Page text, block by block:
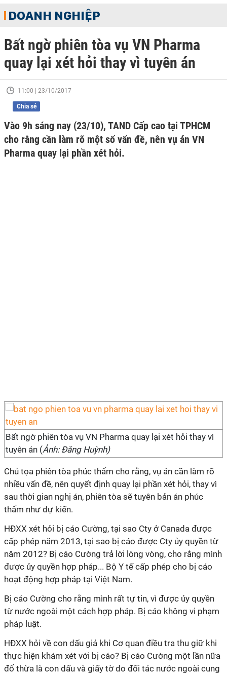
DOANH NGHIỆP
Bất ngờ phiên tòa vụ VN Pharma
quay lại xét hỏi thay vì tuyên án
11:00 | 23/10/2017
Chia sẻ
Vào 9h sáng nay (23/10), TAND Cấp cao tại TPHCM
cho rằng cần làm rõ một số vấn đề, nên vụ án VN
Pharma quay lại phần xét hỏi.
Bất ngờ phiên tòa vụ VN Pharma quay lại xét hỏi thay vì
tuyên án (Ảnh: Đăng Huỳnh)
Chủ tọa phiên tòa phúc thẩm cho rằng, vụ án cần làm rõ
nhiều vấn đề, nên quyết định quay lại phần xét hỏi, thay vì
sau thời gian nghị án, phiên tòa sẽ tuyên bản án phúc
thẩm như dự kiến.
HĐXX xét hỏi bị cáo Cường, tại sao Cty ở Canada được
cấp phép năm 2013, tại sao bị cáo được Cty ủy quyền từ
năm 2012? Bị cáo Cường trả lời lòng vòng, cho rằng mình
được ủy quyền hợp pháp... Bộ Y tế cấp phép cho bị cáo
hoạt động hợp pháp tại Việt Nam.
Bị cáo Cường cho rằng mình rất tự tin, vì được ủy quyền
từ nước ngoài một cách hợp pháp. Bị cáo không vi phạm
pháp luật.
HĐXX hỏi về con dấu giả khi Cơ quan điều tra thu giữ khi
thực hiện khám xét với bị cáo? Bị cáo Cường một lần nữa
đổ thừa là con dấu và giấy tờ do đối tác nước ngoài cung